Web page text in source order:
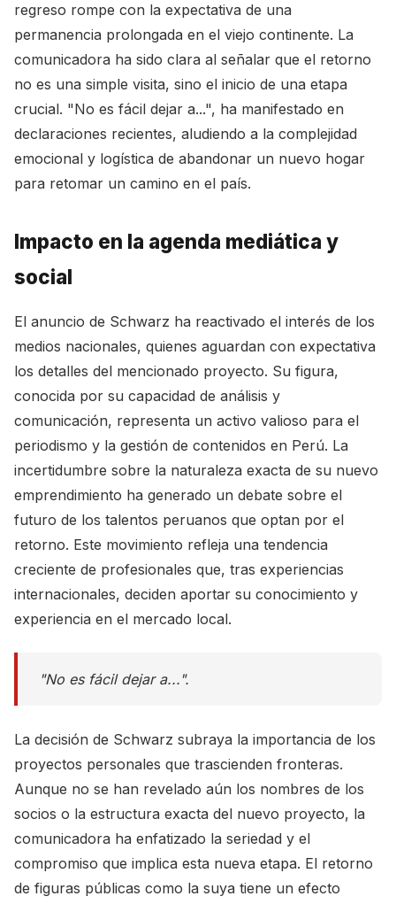
regreso rompe con la expectativa de una
permanencia prolongada en el viejo continente. La
comunicadora ha sido clara al señalar que el retorno
no es una simple visita, sino el inicio de una etapa
crucial. "No es fácil dejar a...", ha manifestado en
declaraciones recientes, aludiendo a la complejidad
emocional y logística de abandonar un nuevo hogar
para retomar un camino en el país.
Impacto en la agenda mediática y
social
El anuncio de Schwarz ha reactivado el interés de los
medios nacionales, quienes aguardan con expectativa
los detalles del mencionado proyecto. Su figura,
conocida por su capacidad de análisis y
comunicación, representa un activo valioso para el
periodismo y la gestión de contenidos en Perú. La
incertidumbre sobre la naturaleza exacta de su nuevo
emprendimiento ha generado un debate sobre el
futuro de los talentos peruanos que optan por el
retorno. Este movimiento refleja una tendencia
creciente de profesionales que, tras experiencias
internacionales, deciden aportar su conocimiento y
experiencia en el mercado local.
"No es fácil dejar a...".
La decisión de Schwarz subraya la importancia de los
proyectos personales que trascienden fronteras.
Aunque no se han revelado aún los nombres de los
socios o la estructura exacta del nuevo proyecto, la
comunicadora ha enfatizado la seriedad y el
compromiso que implica esta nueva etapa. El retorno
de figuras públicas como la suya tiene un efecto